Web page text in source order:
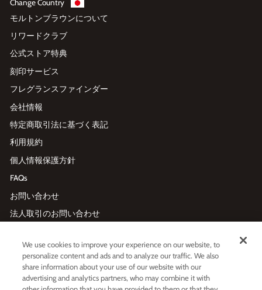
Change Country
モルトンブラウンについて
リワードクラブ
公式ストア特典
刻印サービス
フレグランスファインダー
会社情報
特定商取引法に基づく表記
利用規約
個人情報保護方針
FAQs
お問い合わせ
法人取引のお問い合わせ
メールマガジン登録
Enter
email
利用規約およびプライバシーポリシーに同意する
We use cookies to improve your experience on our website, to
personalize content and ads and to analyze our traffic. We also
share information about your use of our website with our
advertising and analytics partners, who may combine it with